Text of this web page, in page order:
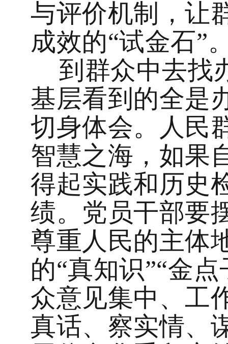
与评价机制，让
成效的“试金石”
到群众中去找
基层看到的全是
切身体会。人民
智慧之海，如果
得起实践和历史
绩。党员干部要
尊重人民的主体
的“真知识”“金
众意见集中、工
真话、察实情、